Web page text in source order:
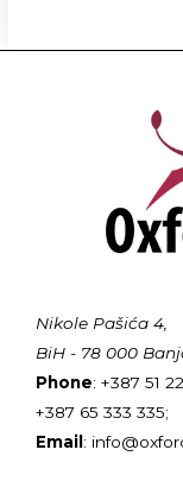
Nikole Pašića 4,
BiH - 78 000
Phone: +387 51
+387 65 333 335;
Email: